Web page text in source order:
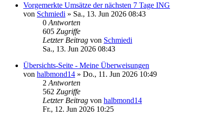
Vorgemerkte Umsätze der nächsten 7 Tage ING
von Schmiedi » Sa., 13. Jun 2026 08:43
0 Antworten
605 Zugriffe
Letzter Beitrag von Schmiedi
Sa., 13. Jun 2026 08:43
Übersichts-Seite - Meine Überweisungen
von halbmond14 » Do., 11. Jun 2026 10:49
2 Antworten
562 Zugriffe
Letzter Beitrag von halbmond14
Fr., 12. Jun 2026 10:25